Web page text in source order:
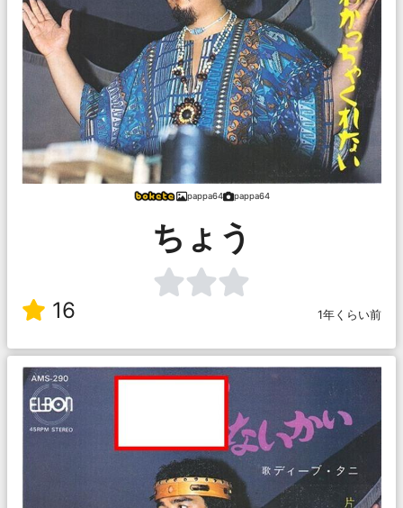
pappa64 pappa64
ちょう
16 1年くらい前